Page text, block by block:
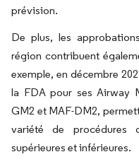
prévision.
De plus, les
région contribuent
exemple, en décembre
la FDA pour ses Airway
GM2 et MAF-DM2,
variété de procédures
supérieures et inférieures.